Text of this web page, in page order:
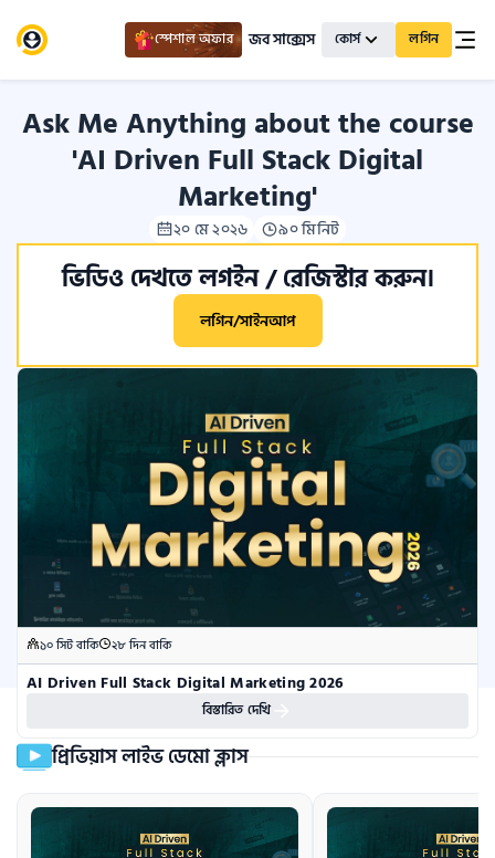
স্পেশাল অফার জব সাক্সেস কোর্স লগিন
Ask Me Anything about the course
'AI Driven Full Stack Digital
Marketing'
২০ মে ২০২৬ ৯০ মিনিট
ভিডিও দেখতে লগইন / রেজিস্টার করুন।
লগিন/সাইনআপ
১০ সিট বাকি ২৮ দিন বাকি
AI Driven Full Stack Digital Marketing 2026
বিস্তারিত দেখি
প্রিভিয়াস লাইভ ডেমো ক্লাস